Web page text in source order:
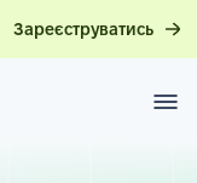
Зареєструватись